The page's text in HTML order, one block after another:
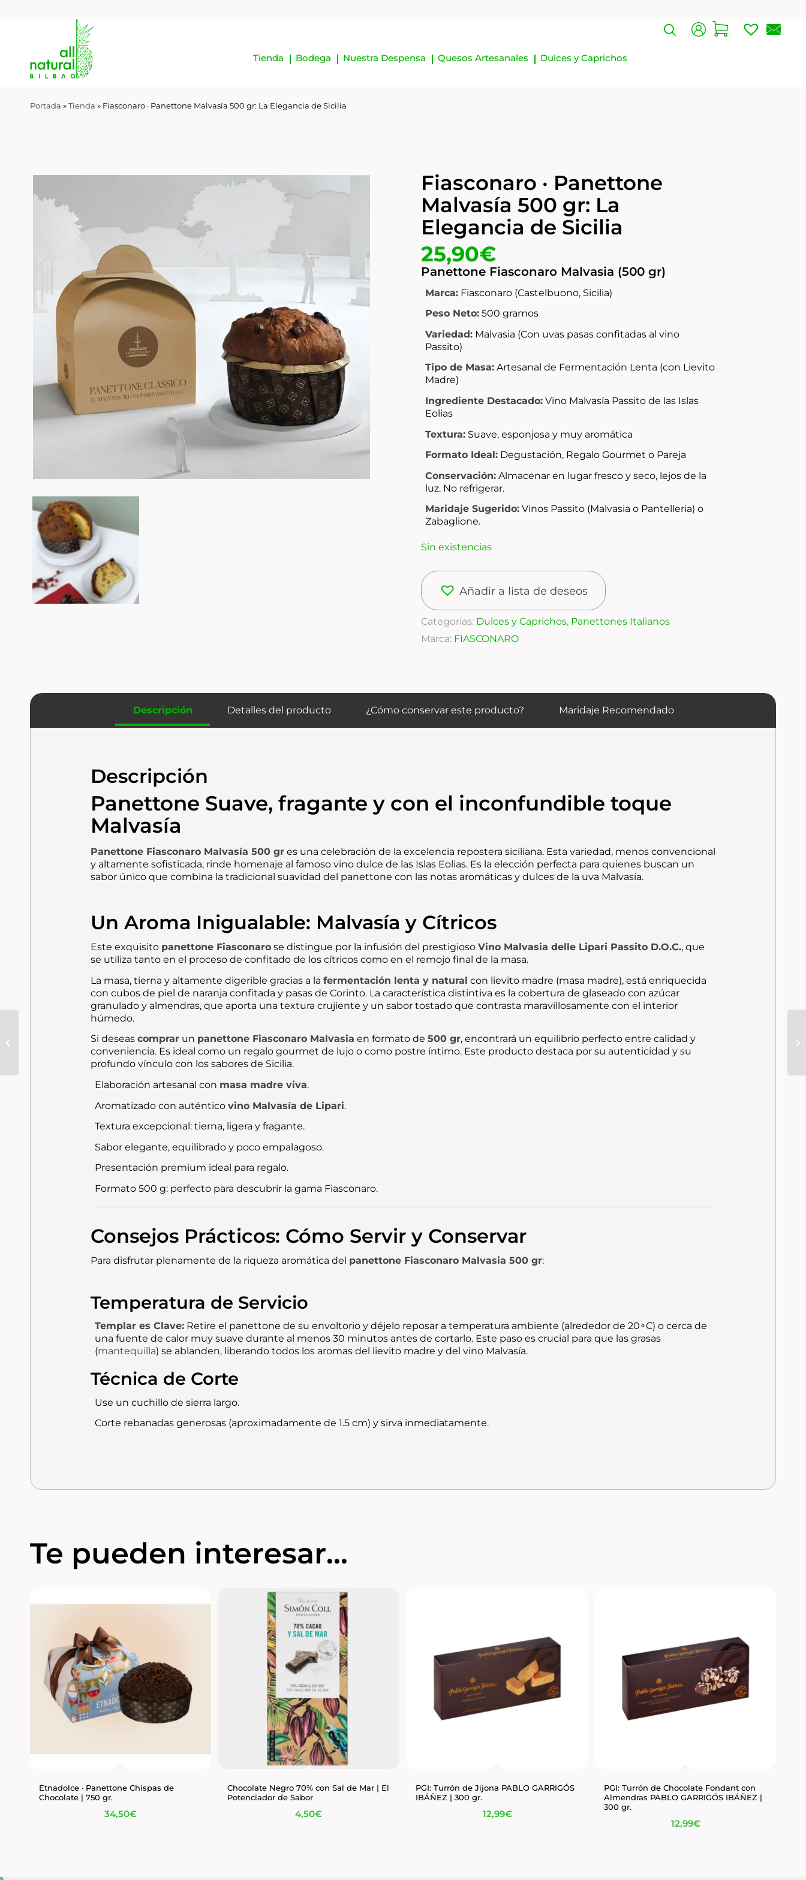
Tienda Bodega Nuestra Despensa Quesos Artesanales Dulces y Caprichos
Portada »Tienda » Fiasconaro · Panettone Malvasía 500 gr: La Elegancia de Sicilia
Fiasconaro · Panettone
Malvasía 500 gr: La
Elegancia de Sicilia
25,90€
Panettone Fiasconaro Malvasia (500 gr)
Marca: Fiasconaro (Castelbuono, Sicilia)
Peso Neto: 500 gramos
Variedad: Malvasia (Con uvas pasas confitadas al vino
Passito)
Tipo de Masa: Artesanal de Fermentación Lenta (con Lievito
Madre)
Ingrediente Destacado: Vino Malvasía Passito de las Islas
Eolias
Textura: Suave, esponjosa y muy aromática
Formato Ideal: Degustación, Regalo Gourmet o Pareja
Conservación: Almacenar en lugar fresco y seco, lejos de la
luz. No refrigerar.
Maridaje Sugerido: Vinos Passito (Malvasia o Pantelleria) o
Zabaglione.
Sin existencias
Añadir a lista de deseos
Categorías: Dulces y Caprichos, Panettones Italianos
Marca: FIASCONARO
Descripción Detalles del producto ¿Cómo conservar este producto? Maridaje Recomendado
Descripción
Panettone Suave, fragante y con el inconfundible toque
Malvasía
Panettone FiasconaroMalvasía 500 gres una celebración de la excelencia repostera siciliana.Esta variedad,menos convencional
y altamente sofisticada,rinde homenaje al famoso vino dulce de las Islas Eolias.Es la elección perfecta para quienes buscan un
sabor único que combina la tradicional suavidad del panettone con las notas aromáticas y dulces de la uva Malvasía.
Un Aroma Inigualable: Malvasía y Cítricos
Este exquisito panettone Fiasconarose distingue por la infusión del prestigioso Vino Malvasia delle Lipari Passito D.O.C.,que
se utiliza tanto en el proceso de confitado de los cítricos como en el remojo final de la masa.
La masa,tierna y altamente digerible gracias a la fermentación lenta y natural con lievito madre (masa madre),está enriquecida
con cubos de piel de naranja confitada y pasas de Corinto.La característica distintiva es la cobertura de glaseado con azúcar
granulado y almendras,que aporta una textura crujiente y un sabor tostado que contrasta maravillosamente con el interior
húmedo.
Si deseas comprarun panettone Fiasconaro Malvasia en formato de 500 gr,encontrará un equilibrio perfecto entre calidad y
conveniencia.Es ideal como un regalo gourmet de lujo o como postre íntimo.Este producto destaca por su autenticidad y su
profundo vínculo con los sabores de Sicilia.
Elaboración artesanal con masa madre viva.
Aromatizado con auténtico vino Malvasía de Lipari.
Textura excepcional: tierna, ligera y fragante.
Sabor elegante, equilibrado y poco empalagoso.
Presentación premium ideal para regalo.
Formato 500 g: perfecto para descubrir la gama Fiasconaro.
Consejos Prácticos: Cómo Servir y Conservar
Para disfrutar plenamente de la riqueza aromática del panettone Fiasconaro Malvasia 500 gr:
Temperatura de Servicio
Templar es Clave:Retire el panettone de su envoltorio y déjelo reposar a temperatura ambiente (alrededor de 20∘C) o cerca de
una fuente de calor muy suave durante al menos 30 minutos antes de cortarlo. Este paso es crucial para que las grasas
(mantequilla) se ablanden, liberando todos los aromas del lievito madre y del vino Malvasía.
Técnica de Corte
Use un cuchillo de sierra largo.
Corte rebanadas generosas (aproximadamente de 1.5cm) y sirva inmediatamente.
Te pueden interesar...
Etnadolce · Panettone Chispas de
Chocolate | 750 gr.
34,50€
Chocolate Negro 70% con Sal de Mar | El
Potenciador de Sabor
4,50€
PGI: Turrón de Jijona PABLO GARRIGÓS
IBÁÑEZ | 300 gr.
12,99€
PGI: Turrón de Chocolate Fondant con
Almendras PABLO GARRIGÓS IBÁÑEZ |
300 gr.
12,99€
Panettone Frutas del
Aroma Inconfundible